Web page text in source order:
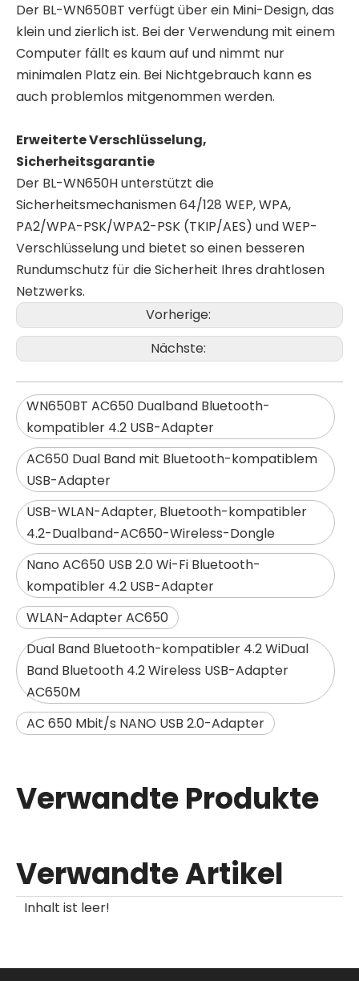
Der BL-WN650BT verfügt über ein Mini-Design, das
klein und zierlich ist. Bei der Verwendung mit einem
Computer fällt es kaum auf und nimmt nur
minimalen Platz ein. Bei Nichtgebrauch kann es
auch problemlos mitgenommen werden.
Erweiterte Verschlüsselung,
Sicherheitsgarantie
Der BL-WN650H unterstützt die
Sicherheitsmechanismen 64/128 WEP, WPA,
PA2/WPA-PSK/WPA2-PSK (TKIP/AES) und WEP-
Verschlüsselung und bietet so einen besseren
Rundumschutz für die Sicherheit Ihres drahtlosen
Netzwerks.
Vorherige:
Nächste:
WN650BT AC650 Dualband Bluetooth-
kompatibler 4.2 USB-Adapter
AC650 Dual Band mit Bluetooth-kompatiblem
USB-Adapter
USB-WLAN-Adapter, Bluetooth-kompatibler
4.2-Dualband-AC650-Wireless-Dongle
Nano AC650 USB 2.0 Wi-Fi Bluetooth-
kompatibler 4.2 USB-Adapter
WLAN-Adapter AC650
Dual Band Bluetooth-kompatibler 4.2 WiDual
Band Bluetooth 4.2 Wireless USB-Adapter
AC650M
AC 650 Mbit/s NANO USB 2.0-Adapter
Verwandte Produkte
Verwandte Artikel
Inhalt ist leer!